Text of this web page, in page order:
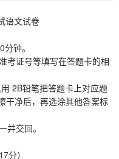
语文试卷
钟。
证号等填写在答题卡的相
2B铅笔把答题卡上对应题
干净后，再选涂其他答案标
交回。
分）